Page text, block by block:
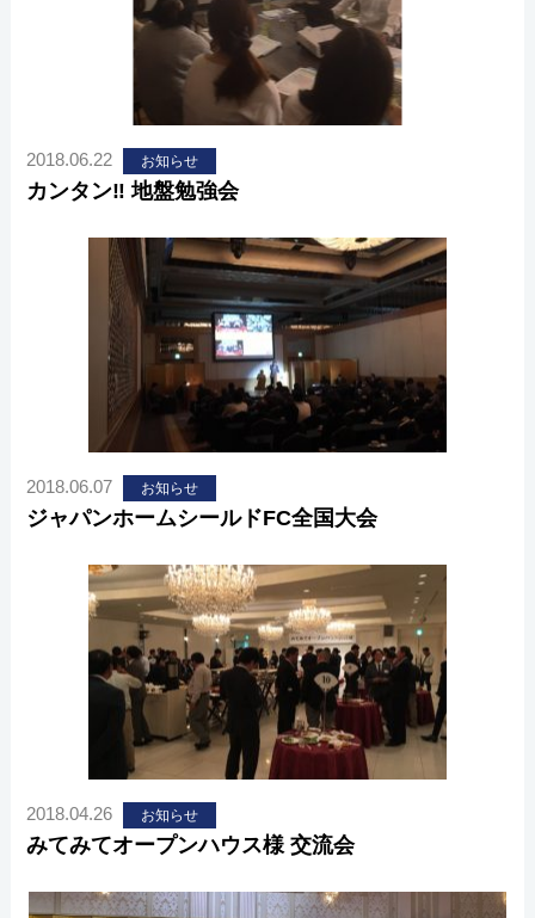
2018.06.22 お知らせ
カンタン‼ 地盤勉強会
2018.06.07 お知らせ
ジャパンホームシールドFC全国大会
2018.04.26 お知らせ
みてみてオープンハウス様 交流会